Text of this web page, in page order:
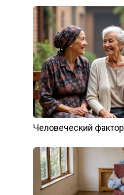
Человеческий фактор